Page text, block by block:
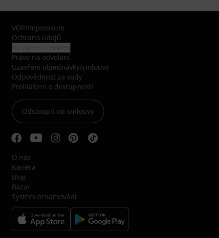
VOP/Impressum
Ochrana údajů
Právo na odvolání
Uzavření objednávky/smlouvy
Odpovědnost za vady
Prohlášení o dostupnosti
Odstoupit od smlouvy
O nás
Kariéra
Blog
Bazar
Systém oznamování